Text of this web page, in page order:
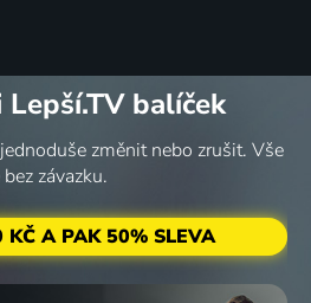
Komisař
Montalbano
Docent
% 10 dílů 78%
5 dílů
balíček
změnit nebo zrušit. Vše
bez závazku.
A PAK 50% SLEVA